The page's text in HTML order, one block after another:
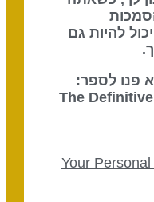
להיות גם
פנו לספר:
The
Your